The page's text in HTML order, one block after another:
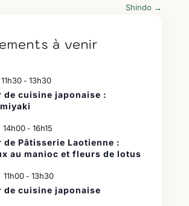
Shindo →
à venir
11h30- 13h30
de cuisine japonaise :
14h00- 16h15
de Pâtisserie Laotienne :
au manioc et fleurs de lotus
11h00- 13h30
de cuisine japonaise